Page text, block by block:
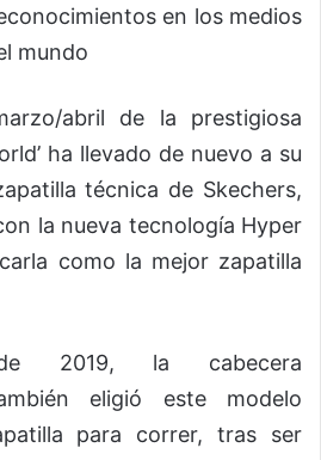
en los medios
mundo
abril de la prestigiosa
ha llevado de nuevo a su
técnica de Skechers,
la nueva tecnología Hyper
como la mejor zapatilla
2019, la cabecera
eligió este modelo
para correr, tras ser